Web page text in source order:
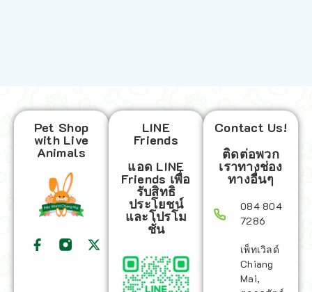
Pet Shop
with Live
Animals
LINE
Friends
แอด LINE
Friends เพื่อ
รับสิทธิ
ประโยชน์
และโปรโม
ชั่น
Contact Us!
ติดต่อพวก
เราทางช่อง
ทางอื่นๆ
084 804
7286
เพ็ทเวิลด์
Chiang
Mai,